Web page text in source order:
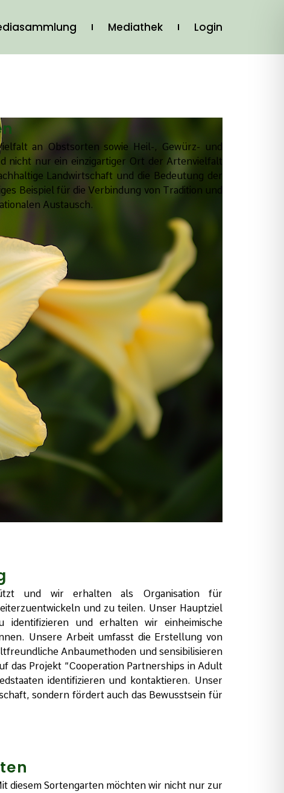
Mediathek Login
an Obstsorten sowie Heil-, Gewürz- und
nicht nur ein einzigartiger Ort der Artenvielfalt
Landwirtschaft und die Bedeutung der
Beispiel für die Verbindung von Tradition und
Austausch.
und wir erhalten als Organisation für
und zu teilen. Unser Hauptziel
und erhalten wir einheimische
Unsere Arbeit umfasst die Erstellung von
Anbaumethoden und sensibilisieren
das Projekt “Cooperation Partnerships in Adult
identifizieren und kontaktieren. Unser
sondern fördert auch das Bewusstsein für
diesem Sortengarten möchten wir nicht nur zur